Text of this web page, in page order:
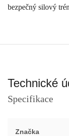
bezpečný silový
Technické
Specifikace
Značka